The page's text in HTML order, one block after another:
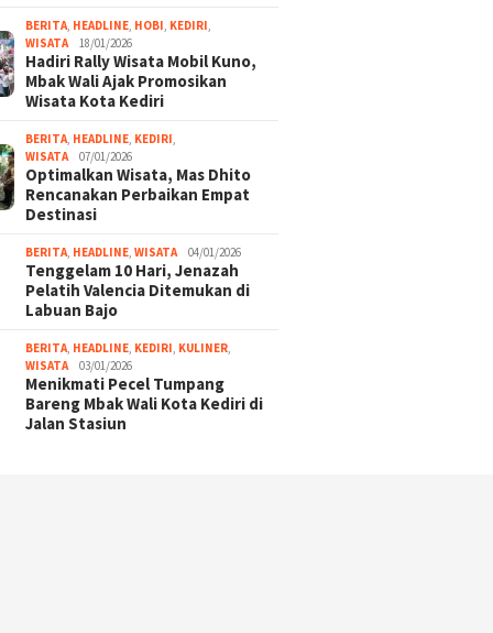
BERITA, HEADLINE, HOBI, KEDIRI,
WISATA
18/01/2026
Hadiri Rally Wisata Mobil Kuno,
Mbak Wali Ajak Promosikan
Wisata Kota Kediri
BERITA, HEADLINE, KEDIRI,
WISATA
07/01/2026
Optimalkan Wisata, Mas Dhito
Rencanakan Perbaikan Empat
Destinasi
BERITA, HEADLINE,WISATA 04/01/2026
Tenggelam 10 Hari, Jenazah
Pelatih Valencia Ditemukan di
Labuan Bajo
BERITA, HEADLINE, KEDIRI, KULINER,
WISATA
03/01/2026
Menikmati Pecel Tumpang
Bareng Mbak Wali Kota Kediri di
Jalan Stasiun